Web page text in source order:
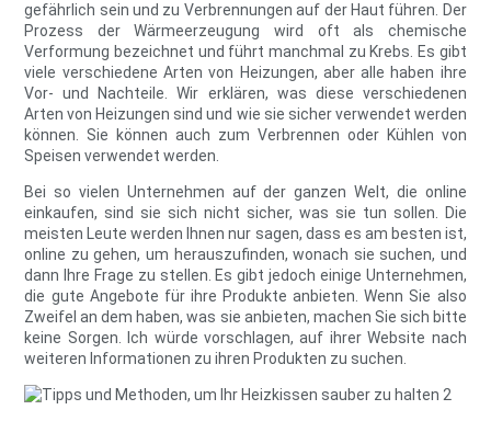
gefährlich sein und zu Verbrennungen auf der Haut führen. Der
Prozess der Wärmeerzeugung wird oft als chemische
Verformung bezeichnet und führt manchmal zu Krebs. Es gibt
viele verschiedene Arten von Heizungen, aber alle haben ihre
Vor- und Nachteile. Wir erklären, was diese verschiedenen
Arten von Heizungen sind und wie sie sicher verwendet werden
können. Sie können auch zum Verbrennen oder Kühlen von
Speisen verwendet werden.
Bei so vielen Unternehmen auf der ganzen Welt, die online
einkaufen, sind sie sich nicht sicher, was sie tun sollen. Die
meisten Leute werden Ihnen nur sagen, dass es am besten ist,
online zu gehen, um herauszufinden, wonach sie suchen, und
dann Ihre Frage zu stellen. Es gibt jedoch einige Unternehmen,
die gute Angebote für ihre Produkte anbieten. Wenn Sie also
Zweifel an dem haben, was sie anbieten, machen Sie sich bitte
keine Sorgen. Ich würde vorschlagen, auf ihrer Website nach
weiteren Informationen zu ihren Produkten zu suchen.